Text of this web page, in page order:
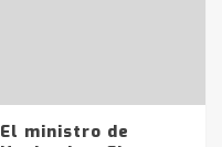
El ministro de